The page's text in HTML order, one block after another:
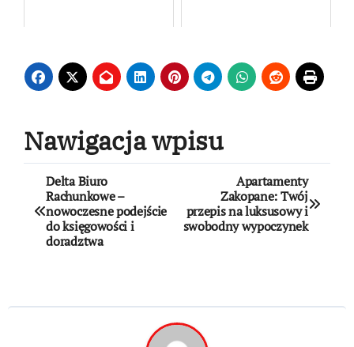
Nawigacja wpisu
Delta Biuro
Rachunkowe –
nowoczesne podejście
do księgowości i
doradztwa
Apartamenty
Zakopane: Twój
przepis na luksusowy i
swobodny wypoczynek